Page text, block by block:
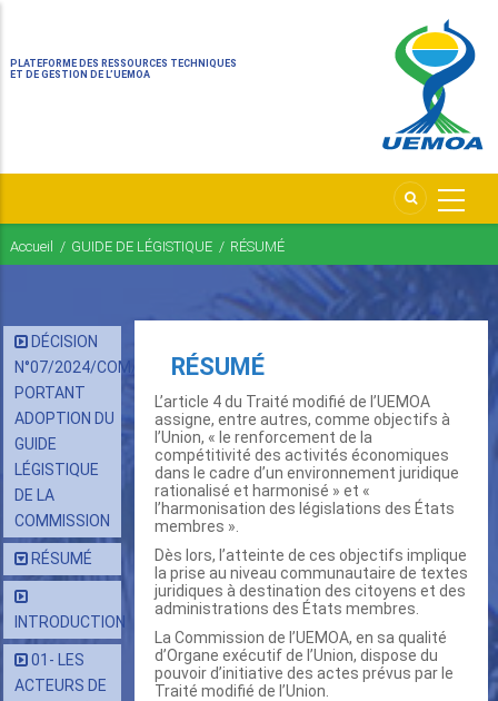
PLATEFORME DES RESSOURCES TECHNIQUES
ET DE GESTION DE L’UEMOA
Fil
Accueil / GUIDE DE LÉGISTIQUE / RÉSUMÉ
DÉCISION
N°07/2024/COM/UEMOA
PORTANT
ADOPTION DU
GUIDE
LÉGISTIQUE
DE LA
COMMISSION
RÉSUMÉ
INTRODUCTION
01- LES
ACTEURS DE
RÉSUMÉ
L’article 4 du Traité modifié de l’UEMOA
assigne, entre autres, comme objectifs à
l’Union, « le renforcement de la
compétitivité des activités économiques
dans le cadre d’un environnement juridique
rationalisé et harmonisé » et «
l’harmonisation des législations des États
membres ».
Dès lors, l’atteinte de ces objectifs implique
la prise au niveau communautaire de textes
juridiques à destination des citoyens et des
administrations des États membres.
La Commission de l’UEMOA, en sa qualité
d’Organe exécutif de l’Union, dispose du
pouvoir d’initiative des actes prévus par le
Traité modifié de l’Union.